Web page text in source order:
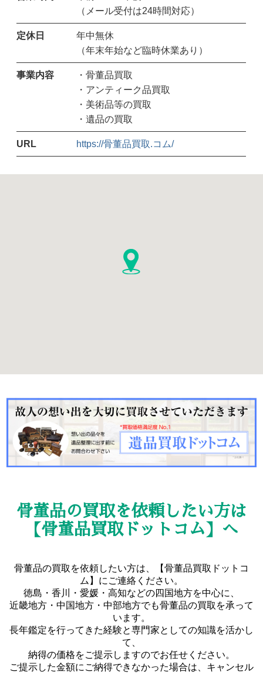
（メール受付は24時間対応）
定休日
年中無休
（年末年始など臨時休業あり）
事業内容
・骨董品買取
・アンティーク品買取
・美術品等の買取
・遺品の買取
URL https://骨董品買取.コム/
骨董品の買取を依頼したい方は
【骨董品買取ドットコム】へ
骨董品の買取を依頼したい方は、【骨董品買取ドットコ
ム】にご連絡ください。
徳島・香川・愛媛・高知などの四国地方を中心に、
近畿地方・中国地方・中部地方でも骨董品の買取を承って
います。
長年鑑定を行ってきた経験と専門家としての知識を活かし
て、
納得の価格をご提示しますのでお任せください。
ご提示した金額にご納得できなかった場合は、キャンセル